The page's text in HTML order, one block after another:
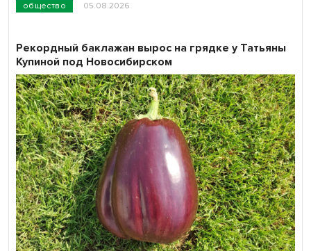
общество 05.08.2026
Рекордный баклажан вырос на грядке у Татьяны
Купиной под Новосибирском